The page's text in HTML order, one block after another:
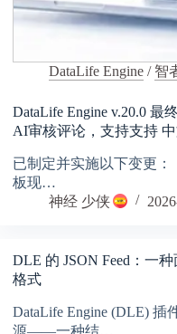
DataLife Engine / 智
DataLife Engine v.20.0 最
AI审核评论，支持支持
已制定并实施以下变更：
板现…
神经 少侠
DLE 的 JSON Feed：一
格式
DataLife Engine (DLE) 插
源——一种结…